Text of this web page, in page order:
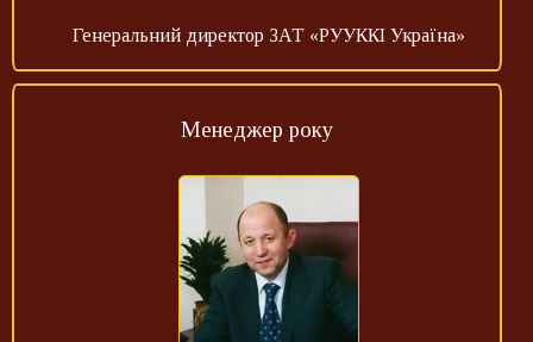
Генеральний директор ЗАТ «РУУККІ Україна»
Менеджер року